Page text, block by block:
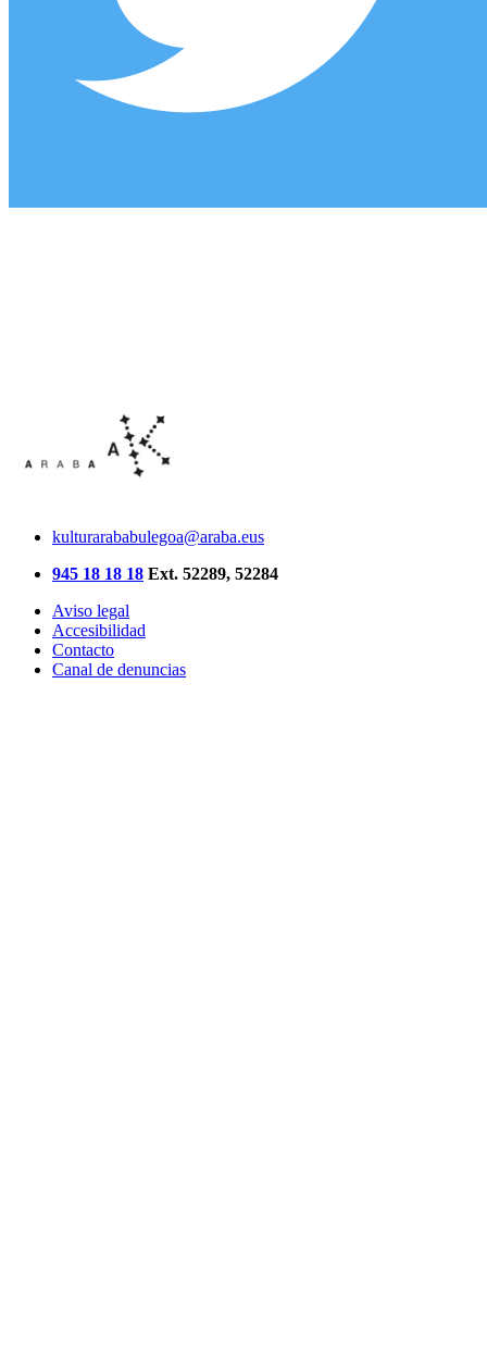
kulturarababulegoa@araba.eus
945 18 18 18 Ext. 52289, 52284
Aviso legal
Accesibilidad
Contacto
Canal de denuncias